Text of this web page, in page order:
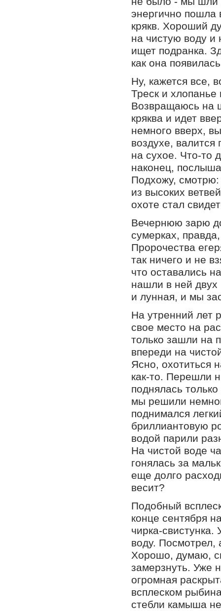
энергично пошла
крякв. Хороший
на чистую воду и
ищет подранка.
как она
Ну, кажется все,
Треск и
Возвращаюсь на
кряква и идет
немного вверх,
воздухе,
на сухое. Что-то
наконец,
Подхожу, смотрю:
из высоких
охоте стал
Вечернюю зарю
сумерках,
Пророчества
так ничего и не
что оставались
нашли в ней двух
и лунная, и мы
На утренний лет
свое место на
только зашли на
впереди на
Ясно, охотиться
как-то. Перешли
поднялась
мы решили
поднимался
бриллиантовую
водой парили
На чистой воде
гонялась за
еще долго
весит?
Подобный
конце сентября
чирка-
воду. Посмотрел,
Хорошо, думаю,
замерзнуть. Уже
огромная
всплеском
стебли камыша